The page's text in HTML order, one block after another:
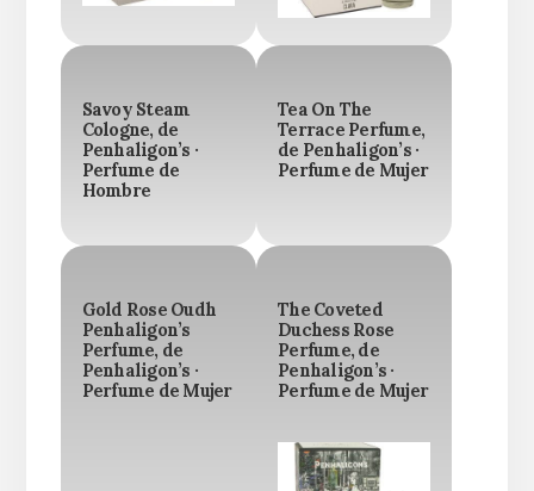
Savoy Steam
Cologne, de
Penhaligon’s ·
Perfume de
Hombre
Tea On The
Terrace Perfume,
de Penhaligon’s ·
Perfume de Mujer
Gold Rose Oudh
Penhaligon’s
Perfume, de
Penhaligon’s ·
Perfume de Mujer
The Coveted
Duchess Rose
Perfume, de
Penhaligon’s ·
Perfume de Mujer